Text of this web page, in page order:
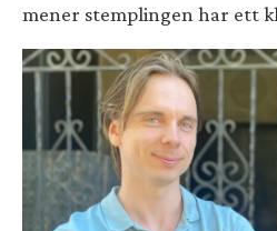
mener stemplingen har ett